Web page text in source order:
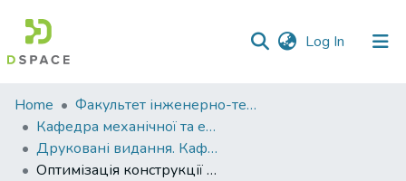
Log In (current)
Communities
&
Collections
Home
Факультет інженерно-технологічний
Кафедра механічної та електричної інженерії
Друковані видання. Кафедра механічної та електричної інженерії
Оптимізація конструкції лопатей вертикального змішувача примусової дії